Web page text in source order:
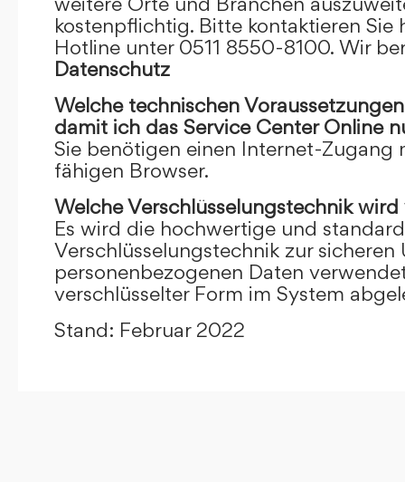
kostenpflichtig. Bitte kontaktieren Sie
Hotline unter 0511 8550-8100. Wir
Datenschutz
Welche technischen
damit ich das Service Center Online
Sie benötigen einen Internet-Zugang
fähigen Browser.
Welche Verschlüsselungstechnik
Es wird die hochwertige und
Verschlüsselungstechnik zur
personenbezogenen Daten
verschlüsselter Form im System
Stand: Februar 2022